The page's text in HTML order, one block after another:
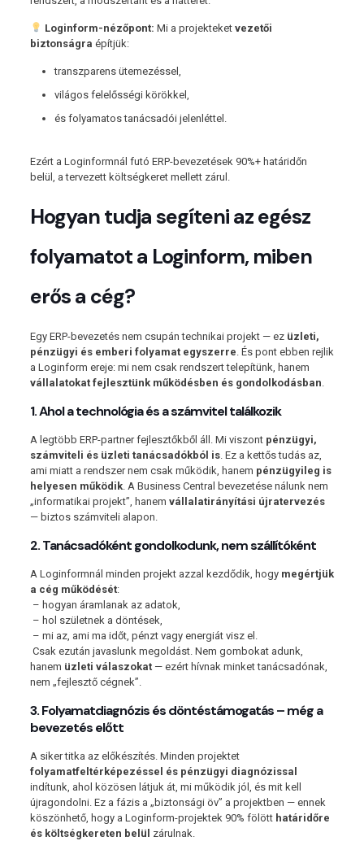
Loginform-nézőpont: Mi a projekteket vezetői
biztonságra építjük:
transzparens ütemezéssel,
világos felelősségi körökkel,
és folyamatos tanácsadói jelenléttel.
Ezért a Loginformnál futó ERP-bevezetések 90%+ határidőn
belül, a tervezett költségkeret mellett zárul.
Hogyan tudja segíteni az egész
folyamatot a Loginform, miben
erős a cég?
Egy ERP-bevezetés nem csupán technikai projekt — ez üzleti,
pénzügyi és emberi folyamat egyszerre. És pont ebben rejlik
a Loginform ereje: mi nem csak rendszert telepítünk, hanem
vállalatokat fejlesztünk működésben és gondolkodásban.
1. Ahol a technológia és a számvitel találkozik
A legtöbb ERP-partner fejlesztőkből áll. Mi viszont pénzügyi,
számviteli és üzleti tanácsadókból is. Ez a kettős tudás az,
ami miatt a rendszer nem csak működik, hanem pénzügyileg is
helyesen működik. A Business Central bevezetése nálunk nem
„informatikai projekt”, hanem vállalatirányítási újratervezés
— biztos számviteli alapon.
2. Tanácsadóként gondolkodunk, nem szállítóként
A Loginformnál minden projekt azzal kezdődik, hogy megértjük
a cég működését:
– hogyan áramlanak az adatok,
– hol születnek a döntések,
– mi az, ami ma időt, pénzt vagy energiát visz el.
Csak ezután javaslunk megoldást. Nem gombokat adunk,
hanem üzleti válaszokat— ezért hívnak minket tanácsadónak,
nem „fejlesztő cégnek”.
3. Folyamatdiagnózis és döntéstámogatás – még a
bevezetés előtt
A siker titka az előkészítés. Minden projektet
folyamatfeltérképezéssel és pénzügyi diagnózissal
indítunk, ahol közösen látjuk át, mi működik jól, és mit kell
újragondolni. Ez a fázis a „biztonsági öv” a projektben — ennek
köszönhető, hogy a Loginform-projektek 90% fölött határidőre
és költségkereten belül zárulnak.